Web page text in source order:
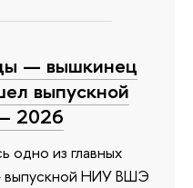
— вышкинец
выпускной
2026
одно из главных
выпускной НИУ ВШЭ